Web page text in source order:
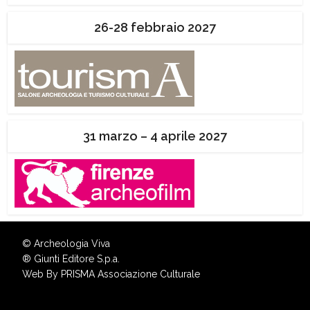
26-28 febbraio 2027
31 marzo – 4 aprile 2027
© Archeologia Viva
® Giunti Editore S.p.a.
Web By PRISMA Associazione Culturale